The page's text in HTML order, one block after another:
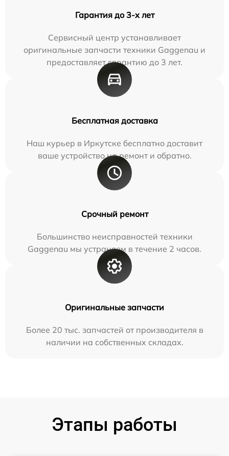
Гарантия до 3-х лет
Сервисный центр устанавливает
оригинальные запчасти техники Gaggenau и
предоставляет гарантию до 3 лет.
Бесплатная доставка
Наш курьер в Иркутске бесплатно доставит
ваше устройство на ремонт и обратно.
Срочный ремонт
Большинство неисправностей техники
Gaggenau мы устраняем в течение 2 часов.
Оригинальные запчасти
Более 20 тыс. запчастей от производителя в
наличии на собственных складах.
Этапы работы